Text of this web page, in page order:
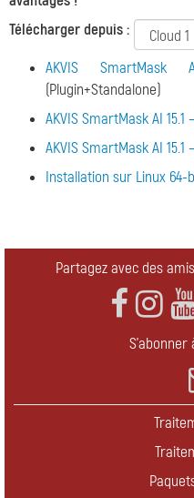
Télécharger depuis :
AKVIS
(Plugin+Standalone)
AKVIS SmartMask AI
AKVIS SmartMask AI
Installation sur Linux 64-
Partagez avec des
S'abonner